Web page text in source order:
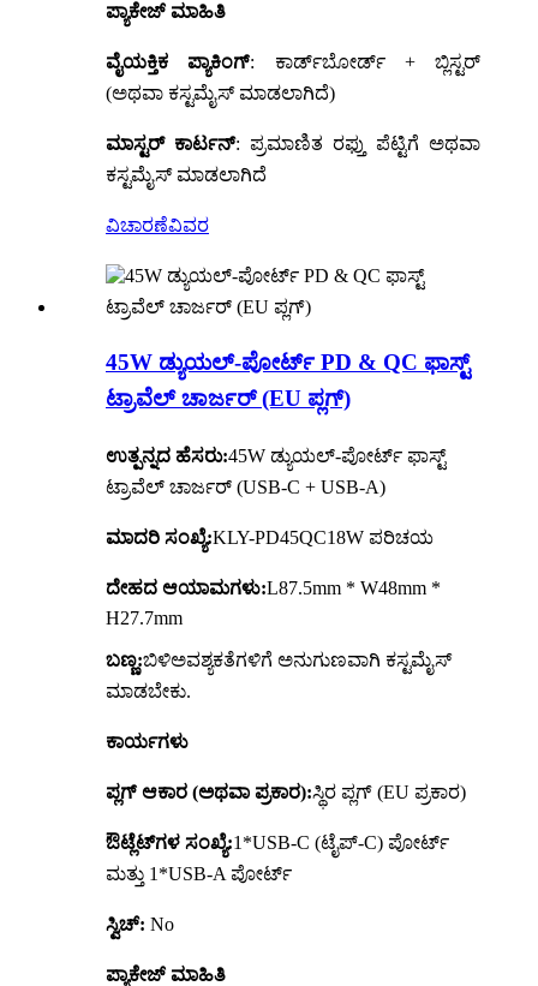
ಪ್ಯಾಕೇಜ್ ಮಾಹಿತಿ
ವೈಯಕ್ತಿಕ ಪ್ಯಾಕಿಂಗ್: ಕಾರ್ಡ್‌ಬೋರ್ಡ್ + ಬ್ಲಿಸ್ಟರ್
(ಅಥವಾ ಕಸ್ಟಮೈಸ್ ಮಾಡಲಾಗಿದೆ)
ಮಾಸ್ಟರ್ ಕಾರ್ಟನ್: ಪ್ರಮಾಣಿತ ರಫ್ತು ಪೆಟ್ಟಿಗೆ ಅಥವಾ
ಕಸ್ಟಮೈಸ್ ಮಾಡಲಾಗಿದೆ
ವಿಚಾರಣೆವಿವರ
45W ಡ್ಯುಯಲ್-ಪೋರ್ಟ್ PD & QC ಫಾಸ್ಟ್
ಟ್ರಾವೆಲ್ ಚಾರ್ಜರ್ (EU ಪ್ಲಗ್)
ಉತ್ಪನ್ನದ ಹೆಸರು:45W ಡ್ಯುಯಲ್-ಪೋರ್ಟ್ ಫಾಸ್ಟ್
ಟ್ರಾವೆಲ್ ಚಾರ್ಜರ್ (USB-C + USB-A)
ಮಾದರಿ ಸಂಖ್ಯೆ:KLY-PD45QC18W ಪರಿಚಯ
ದೇಹದ ಆಯಾಮಗಳು:L87.5mm * W48mm *
H27.7mm
ಬಣ್ಣ:ಬಿಳಿಅವಶ್ಯಕತೆಗಳಿಗೆ ಅನುಗುಣವಾಗಿ ಕಸ್ಟಮೈಸ್
ಮಾಡಬೇಕು.
ಕಾರ್ಯಗಳು
ಪ್ಲಗ್ ಆಕಾರ (ಅಥವಾ ಪ್ರಕಾರ):ಸ್ಥಿರ ಪ್ಲಗ್ (EU ಪ್ರಕಾರ)
ಔಟ್ಲೆಟ್‌ಗಳ ಸಂಖ್ಯೆ:1*USB-C (ಟೈಪ್-C) ಪೋರ್ಟ್
ಮತ್ತು 1*USB-A ಪೋರ್ಟ್
ಸ್ವಿಚ್: No
ಪ್ಯಾಕೇಜ್ ಮಾಹಿತಿ